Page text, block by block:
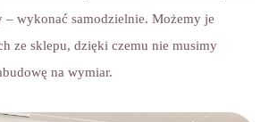
– wykonać samodzielnie. Możemy je
ze sklepu, dzięki czemu nie musimy
na wymiar.